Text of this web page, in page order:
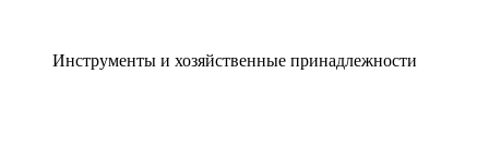
Инструменты и хозяйственные принадлежности